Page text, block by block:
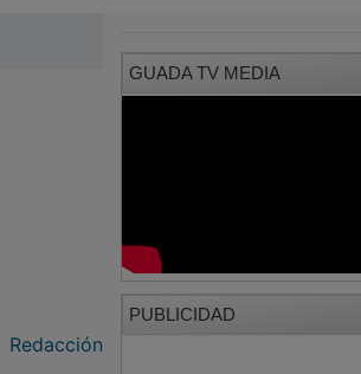
Redacción
GUADA TV MEDIA
PUBLICIDAD